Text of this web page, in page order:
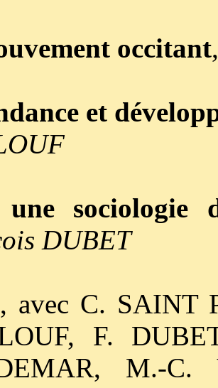
occitant
et
sociologie
DUBET
avec C. SAINT
F.
M.-